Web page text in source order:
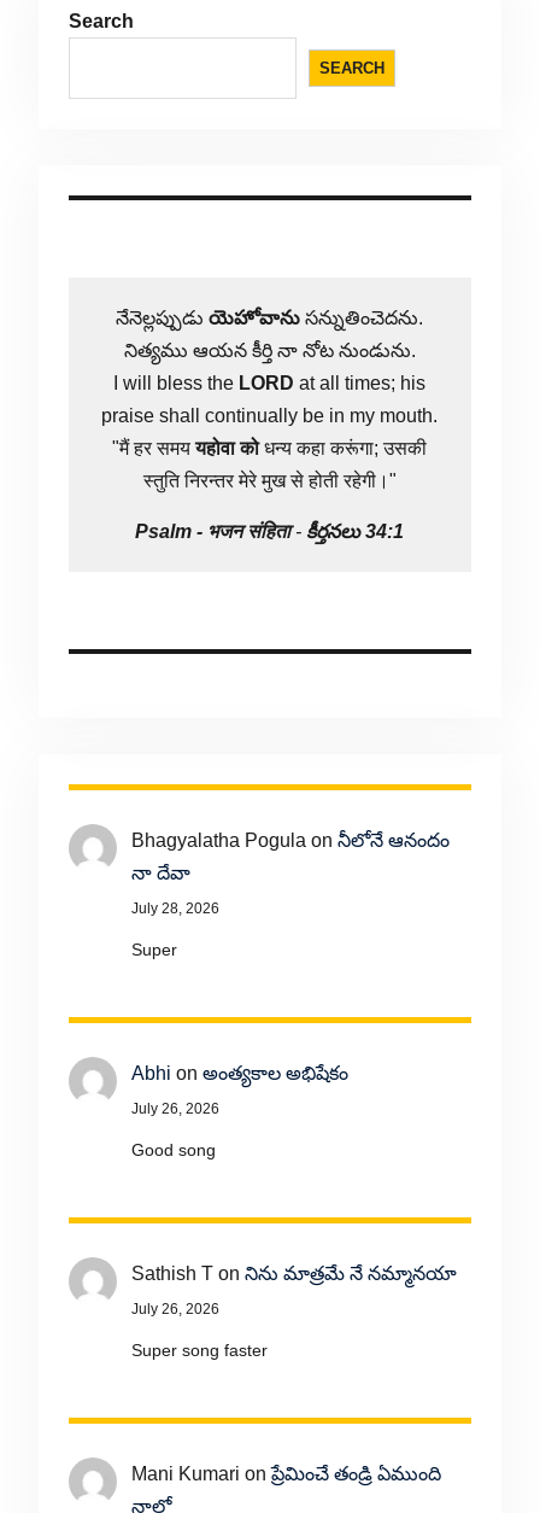
Search
SEARCH
నేనెల్లప్పుడుయెహోవాను సన్నుతించెదను.
నిత్యము ఆయన కీర్తి నా నోట నుండును.
I will bless the LORD at all times; his
praise shall continually be in my mouth.
"मैं हर समययहोवा कोधन्य कहा करूंगा; उसकी
स्तुति निरन्तर मेरे मुख से होती रहेगी।"
Psalm - भजन संहिता- కీర్తనలు 34:1
Bhagyalatha Pogula on నీలోనే ఆనందం
నా దేవా
July 28, 2026
Super
Abhi on అంత్యకాల అభిషేకం
July 26, 2026
Good song
Sathish Ton నిను మాత్రమే నే నమ్మానయా
July 26, 2026
Super song faster
Mani Kumari onప్రేమించే తండ్రి ఏముంది
నాలో